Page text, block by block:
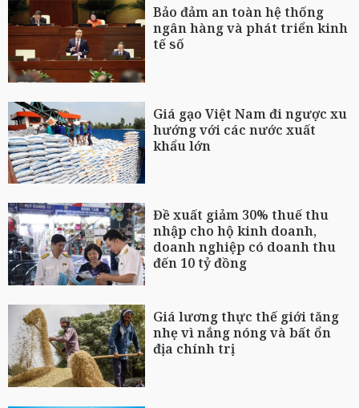
Bảo đảm an toàn hệ thống
ngân hàng và phát triển kinh
tế số
Giá gạo Việt Nam đi ngược xu
hướng với các nước xuất
khẩu lớn
Đề xuất giảm 30% thuế thu
nhập cho hộ kinh doanh,
doanh nghiệp có doanh thu
đến 10 tỷ đồng
Giá lương thực thế giới tăng
nhẹ vì nắng nóng và bất ổn
địa chính trị